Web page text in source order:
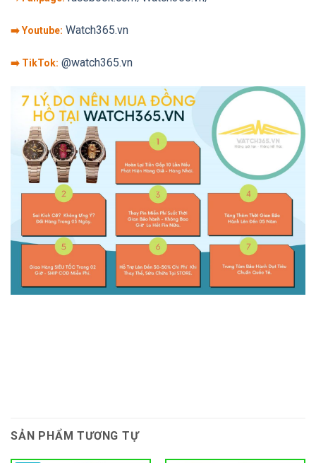
➡️ Youtube: Watch365.vn
➡️ TikTok: @watch365.vn
SẢN PHẨM TƯƠNG TỰ